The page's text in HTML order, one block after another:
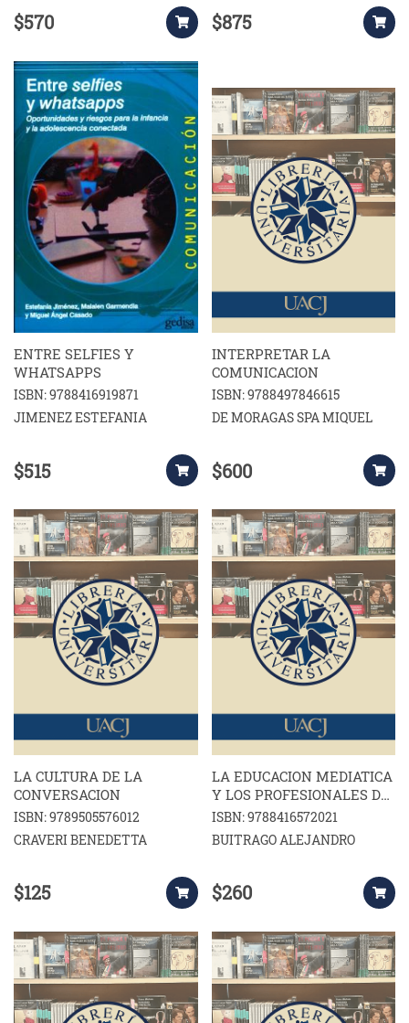
$570 $875
ENTRE SELFIES Y
WHATSAPPS
ISBN: 9788416919871
JIMENEZ ESTEFANIA
$515
INTERPRETAR LA
COMUNICACION
ISBN: 9788497846615
DE MORAGAS SPA MIQUEL
$600
LA CULTURA DE LA
CONVERSACION
ISBN: 9789505576012
CRAVERI BENEDETTA
$125
LA EDUCACION MEDIATICA
Y LOS PROFESIONALES DE
LA COMUNICACION
ISBN: 9788416572021
BUITRAGO ALEJANDRO
$260